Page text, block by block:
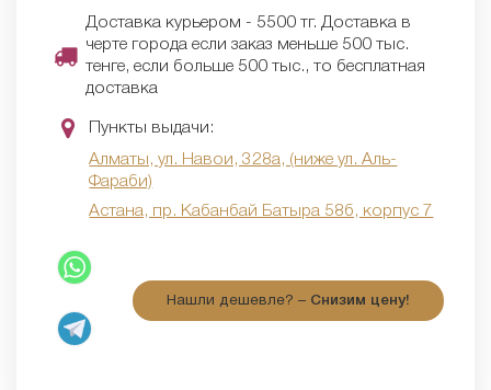
Доставка курьером - 5500 тг. Доставка в
черте города если заказ меньше 500 тыс.
тенге, если больше 500 тыс., то бесплатная
доставка
Пункты выдачи:
Алматы, ул. Навои, 328а, (ниже ул. Аль-
Фараби)
Астана, пр. Кабанбай Батыра 58б, корпус 7
Нашли дешевле? – Снизим цену!